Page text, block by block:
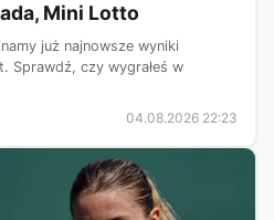
Mini Lotto
już najnowsze wyniki
Sprawdź, czy wygrałeś w
04.08.2026 22:23